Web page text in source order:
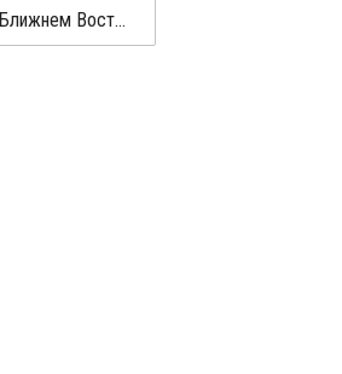
Рынок ПВХ на фоне конфликта на Ближнем Востоке – текущая ситуация и прогноз мирового рынка ПВХ